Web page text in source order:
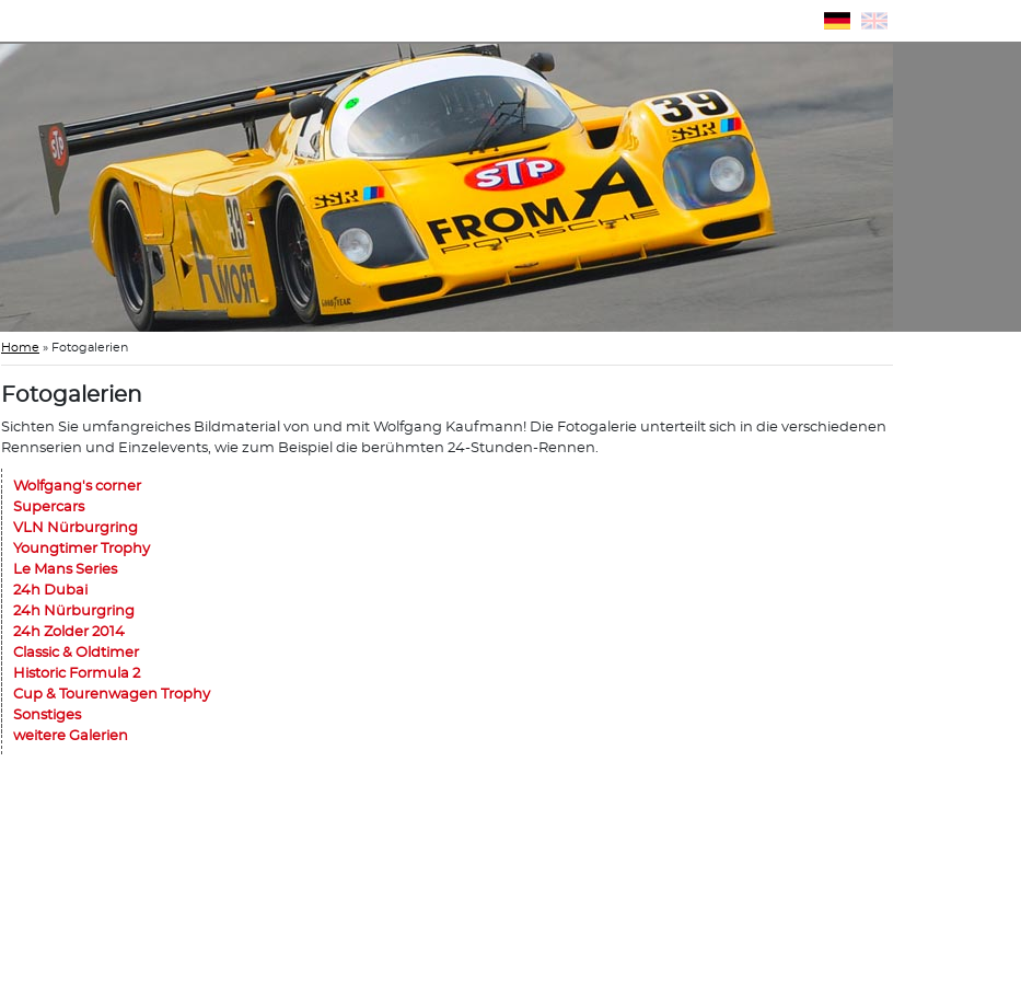
Home » Fotogalerien
Fotogalerien
Sichten Sie umfangreiches Bildmaterial von und mit Wolfgang Kaufmann! Die Fotogalerie unterteilt sich in die verschiedenen
Rennserien und Einzelevents, wie zum Beispiel die berühmten 24-Stunden-Rennen.
Wolfgang's corner
Supercars
VLN Nürburgring
Youngtimer Trophy
Le Mans Series
24h Dubai
24h Nürburgring
24h Zolder 2014
Classic & Oldtimer
Historic Formula 2
Cup & Tourenwagen Trophy
Sonstiges
weitere Galerien